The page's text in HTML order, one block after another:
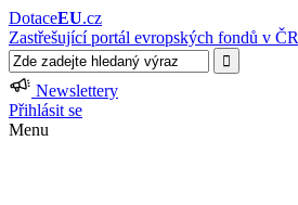
DotaceEU.cz
Zastřešující portál evropských fondů v ČR
Newslettery
Přihlásit se
Menu